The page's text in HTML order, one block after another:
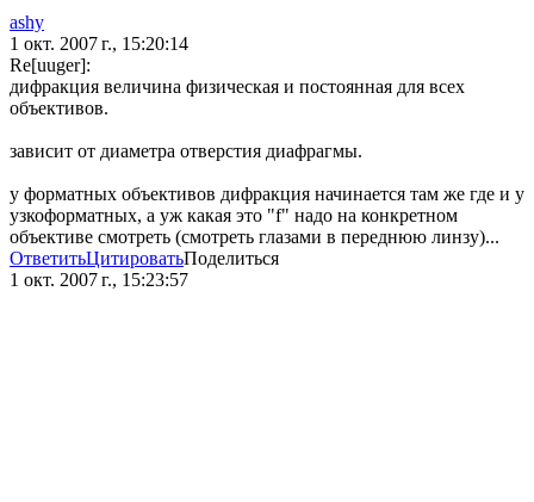
ashy
1 окт. 2007 г., 15:20:14
Re[uuger]:
дифракция величина физическая и постоянная для всех
объективов.
зависит от диаметра отверстия диафрагмы.
у форматных объективов дифракция начинается там же где и у
узкоформатных, а уж какая это "f" надо на конкретном
объективе смотреть (смотреть глазами в переднюю линзу)...
ОтветитьЦитироватьПоделиться
1 окт. 2007 г., 15:23:57